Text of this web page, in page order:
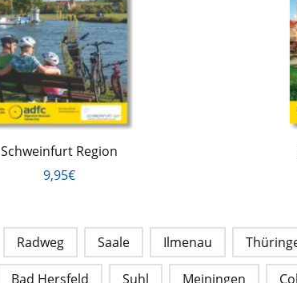
Schweinfurt Region
9,95€
Radweg Saale Ilmenau
Bad Hersfeld Suhl Meiningen